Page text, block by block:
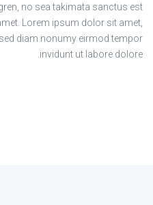
no sea takimata sanctus est
Lorem ipsum dolor sit amet,
diam nonumy eirmod tempor
invidunt ut labore dolore.